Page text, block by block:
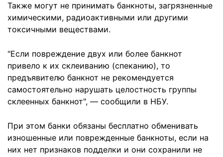
Также могут не принимать банкноты, загрязненные
химическими, радиоактивными или другими
токсичными веществами.
"Если повреждение двух или более банкнот
привело к их склеиванию (спеканию), то
предъявителю банкнот не рекомендуется
самостоятельно нарушать целостность группы
склеенных банкнот", — сообщили в НБУ.
При этом банки обязаны бесплатно обменивать
изношенные или поврежденные банкноты, если на
них нет признаков подделки и они сохранили не